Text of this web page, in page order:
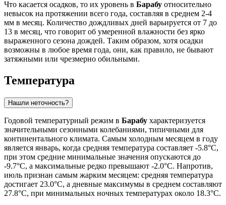
Что касается осадков, то их уровень в Барабу относительно
невысок на протяжении всего года, составляя в среднем 2-4
мм в месяц. Количество дождливых дней варьируется от 7 до
13 в месяц, что говорит об умеренной влажности без ярко
выраженного сезона дождей. Таким образом, хотя осадки
возможны в любое время года, они, как правило, не бывают
затяжными или чрезмерно обильными.
Температура
Нашли неточность?
Годовой температурный режим в Барабу характеризуется
значительными сезонными колебаниями, типичными для
континентального климата. Самым холодным месяцем в году
является январь, когда средняя температура составляет -5.8°C,
при этом средние минимальные значения опускаются до
-9.7°C, а максимальные редко превышают -2.0°C. Напротив,
июль признан самым жарким месяцем: средняя температура
достигает 23.0°C, а дневные максимумы в среднем составляют
27.8°C, при минимальных ночных температурах около 18.3°C.